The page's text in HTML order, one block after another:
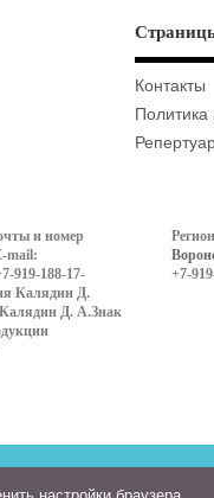
Контакты
Политика
и номер
mail:
919-188-17-
Калядин Д.
Д. А.Знак
+7-